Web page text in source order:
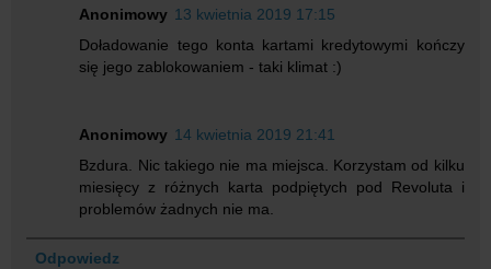
Anonimowy 13 kwietnia 2019 17:15
Doładowanie tego konta kartami kredytowymi kończy
się jego zablokowaniem - taki klimat :)
Anonimowy 14 kwietnia 2019 21:41
Bzdura. Nic takiego nie ma miejsca. Korzystam od kilku
miesięcy z różnych karta podpiętych pod Revoluta i
problemów żadnych nie ma.
Odpowiedz